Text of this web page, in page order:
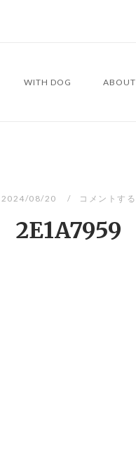
WITH DOG ABOUT
2024/08/20 コメントする
2E1A7959